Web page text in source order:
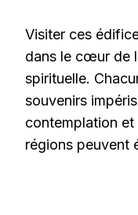
Visiter ces
dans le cœur de
spirituelle.
souvenirs
contemplation
régions peuvent